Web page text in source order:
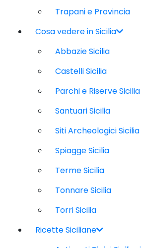
Trapani e Provincia
Cosa vedere in Sicilia
Abbazie Sicilia
Castelli Sicilia
Parchi e Riserve Sicilia
Santuari Sicilia
Siti Archeologici Sicilia
Spiagge Sicilia
Terme Sicilia
Tonnare Sicilia
Torri Sicilia
Ricette Siciliane